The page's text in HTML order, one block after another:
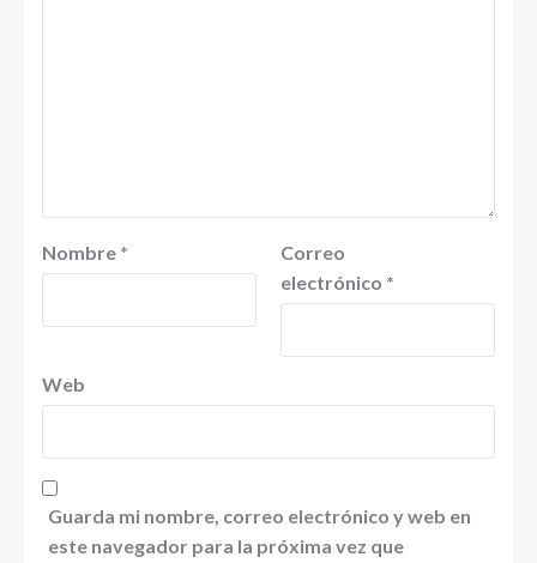
Nombre *
Correo
electrónico *
Web
Guarda mi nombre, correo electrónico y web en
este navegador para la próxima vez que